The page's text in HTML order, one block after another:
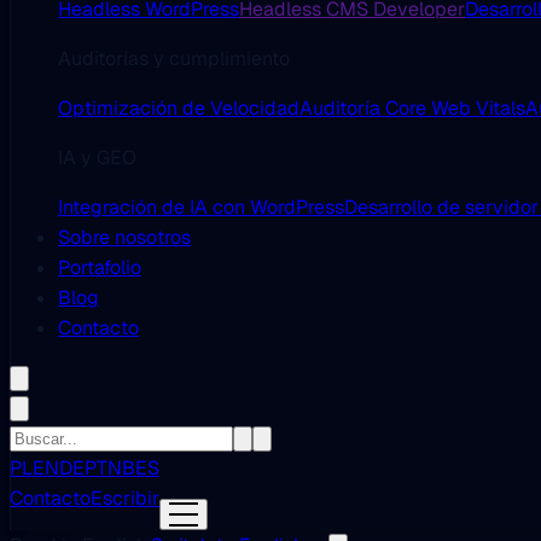
Headless WordPressHeadless CMS Developer
Optimización de VelocidadAuditoría Core Web Vitals
Integración de IA con WordPressDesarrollo de
Sobre nosotros
Portafolio
Blog
Contacto
PLENDEPTNBES
ContactoEscribir